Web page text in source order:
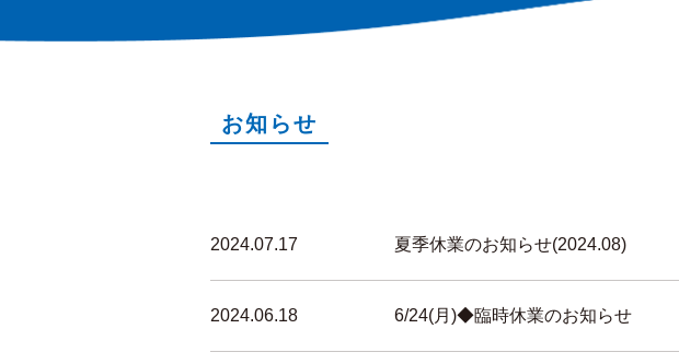
お知らせ
2024.07.17 夏季休業のお知らせ(2024.08)
2024.06.18 6/24(月)◆臨時休業のお知らせ